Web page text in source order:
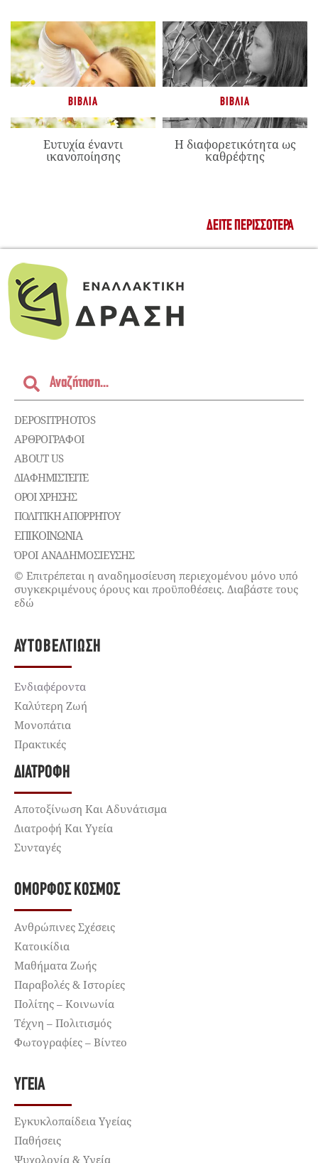
ΒΙΒΛΊΑ
Ευτυχία έναντι
ικανοποίησης
ΒΙΒΛΊΑ
Η διαφορετικότητα ως
καθρέφτης
ΔΕΊΤΕ ΠΕΡΙΣΣΌΤΕΡΑ
DEPOSITPHOTOS
ΑΡΘΡΟΓΡΑΦΟΙ
ABOUT US
ΔΙΑΦΗΜΙΣΤΕΊΤΕ
ΌΡΟΙ ΧΡΉΣΗΣ
ΠΟΛΙΤΙΚΉ ΑΠΟΡΡΉΤΟΥ
ΕΠΙΚΟΙΝΩΝΊΑ
ΌΡΟΙ ΑΝΑΔΗΜΟΣΙΕΥΣΗΣ
© Επιτρέπεται η αναδημοσίευση περιεχομένου μόνο υπό
συγκεκριμένους όρους και προϋποθέσεις. Διαβάστε τους
εδώ
ΑΥΤΟΒΕΛΤΊΩΣΗ
Ενδιαφέροντα
Καλύτερη Ζωή
Μονοπάτια
Πρακτικές
ΔΙΑΤΡΟΦΉ
Αποτοξίνωση Και Αδυνάτισμα
Διατροφή Και Υγεία
Συνταγές
ΌΜΟΡΦΟΣ ΚΌΣΜΟΣ
Ανθρώπινες Σχέσεις
Κατοικίδια
Μαθήματα Ζωής
Παραβολές & Ιστορίες
Πολίτης – Κοινωνία
Τέχνη – Πολιτισμός
Φωτογραφίες – Βίντεο
ΥΓΕΊΑ
Εγκυκλοπαίδεια Υγείας
Παθήσεις
Ψυχολογία & Υγεία